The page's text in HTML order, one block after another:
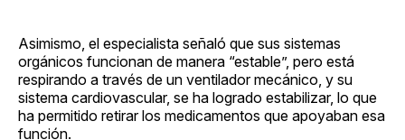
Asimismo, el especialista señaló que sus sistemas
orgánicos funcionan de manera “estable”, pero está
respirando a través de un ventilador mecánico, y su
sistema cardiovascular, se ha logrado estabilizar, lo que
ha permitido retirar los medicamentos que apoyaban esa
función.